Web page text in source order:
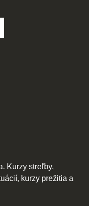
Kurzy streľby,
kurzy prežitia a